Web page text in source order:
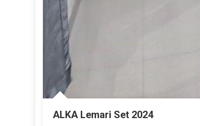
ALKA Lemari Set 2024